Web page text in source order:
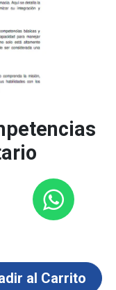
al Carrito